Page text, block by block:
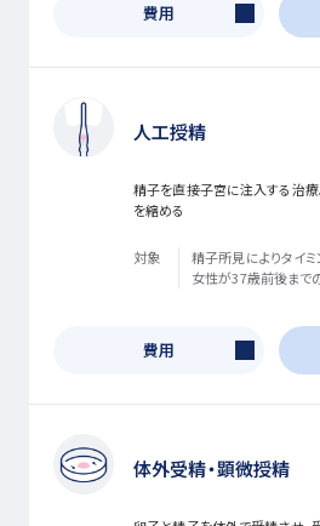
費用
人工授精
精子を直接子宮に注入する治
を縮める
対象
精子所見によりタイ
女性が37歳前後まで
費用
体外受精・顕微授精